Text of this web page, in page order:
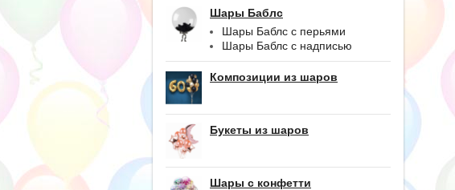
Шары Баблс
Шары Баблс с перьями
Шары Баблс с надписью
Композиции из шаров
Букеты из шаров
Шары с конфетти